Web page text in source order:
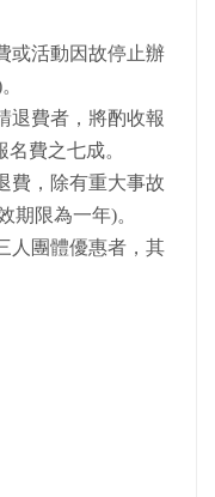
或活動因故停止辦
退費者，將酌收報
費之七成。
費，除有重大事故
期限為一年)。
人團體優惠者，其